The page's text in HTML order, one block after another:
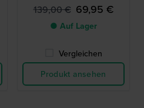
139,00 € 69,95 €
● Auf Lager
Vergleichen
Produkt ansehen